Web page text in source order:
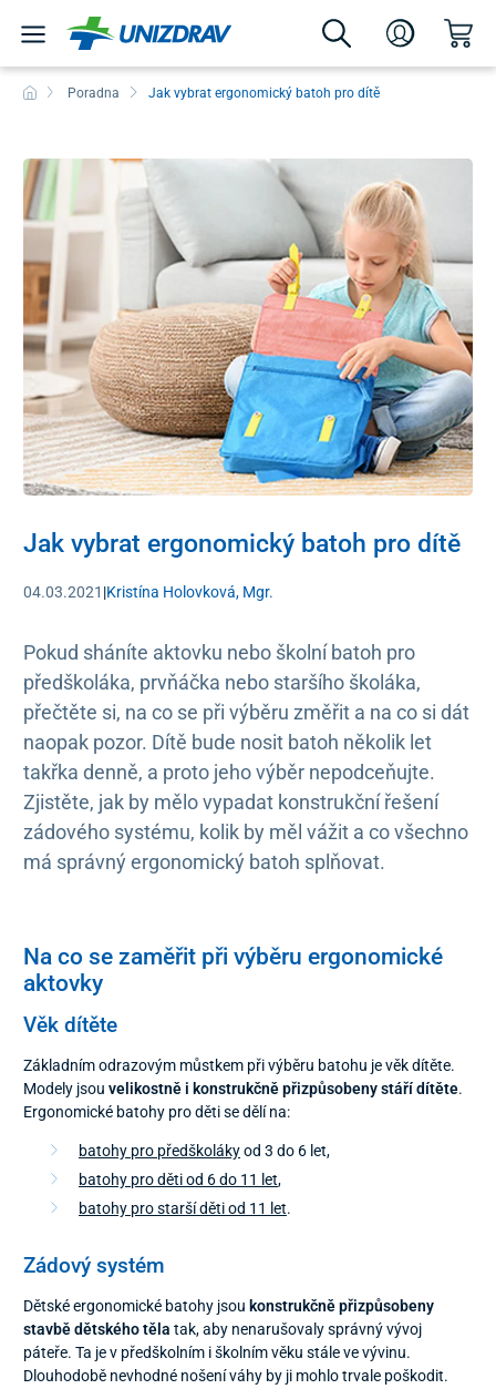
Poradna Jak vybrat ergonomický batoh pro dítě
Jak vybrat ergonomický batoh pro dítě
04.03.2021 |Kristína Holovková, Mgr.
Pokud sháníte aktovku nebo školní batoh pro
předškoláka, prvňáčka nebo staršího školáka,
přečtěte si, na co se při výběru změřit a na co si dát
naopak pozor. Dítě bude nosit batoh několik let
takřka denně, a proto jeho výběr nepodceňujte.
Zjistěte, jak by mělo vypadat konstrukční řešení
zádového systému, kolik by měl vážit a co všechno
má správný ergonomický batoh splňovat.
Na co se zaměřit při výběru ergonomické
aktovky
Věk dítěte
Základním odrazovým můstkem při výběru batohu je věk dítěte.
Modely jsou velikostně i konstrukčně přizpůsobenystáří dítěte.
Ergonomické batohy pro děti se dělí na:
batohy pro předškolákyod 3 do 6 let,
batohy pro děti od 6 do 11 let,
batohy pro starší děti od 11 let.
Zádový systém
Dětské ergonomické batohy jsou konstrukčně přizpůsobeny
stavbě dětského těla tak, aby nenarušovaly správný vývoj
páteře. Ta je v předškolním i školním věku stále ve vývinu.
Dlouhodobě nevhodné nošení váhy by ji mohlo trvale poškodit.